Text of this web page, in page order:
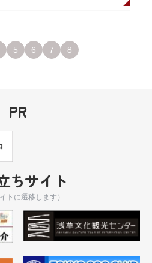
5 6 7 8
PR
ちサイト
トに遷移します）